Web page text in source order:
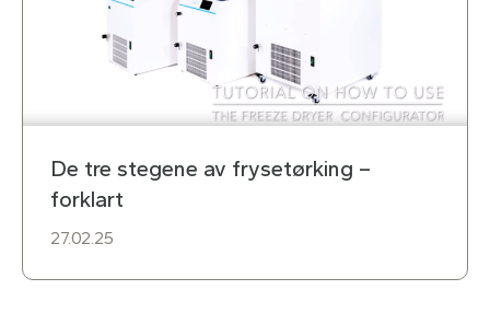
De tre stegene av frysetørking –
forklart
27.02.25